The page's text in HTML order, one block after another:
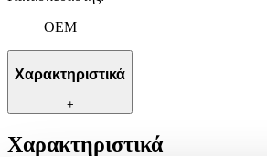
OEM
Χαρακτηριστικά
+
Χαρακτηριστικά